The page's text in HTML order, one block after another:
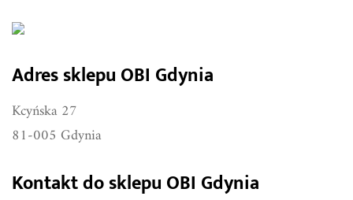
Adres sklepu OBI Gdynia
Kcyńska 27
81-005 Gdynia
Kontakt do sklepu OBI Gdynia